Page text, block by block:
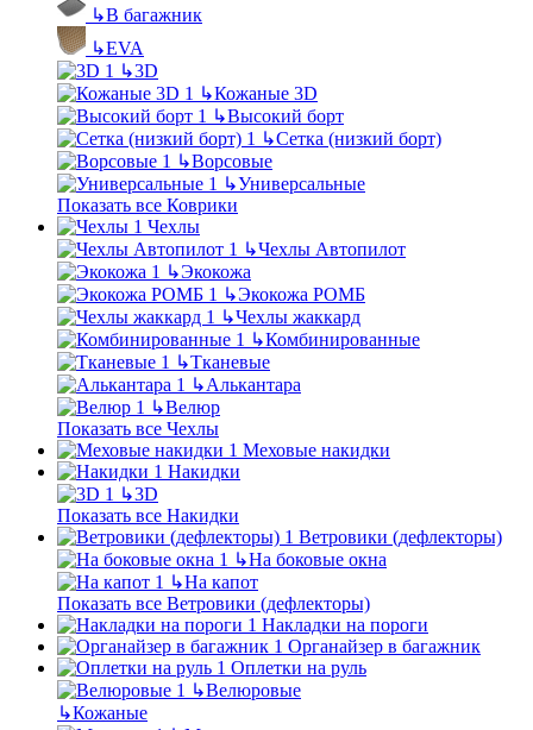
↳В багажник
↳EVA
↳3D
↳Кожаные 3D
↳Высокий борт
↳Сетка (низкий борт)
↳Ворсовые
↳Универсальные
Показать все Коврики
Чехлы
↳Чехлы Автопилот
↳Экокожа
↳Экокожа РОМБ
↳Чехлы жаккард
↳Комбинированные
↳Тканевые
↳Алькантара
↳Велюр
Показать все Чехлы
Меховые накидки
Накидки
↳3D
Показать все Накидки
Ветровики (дефлекторы)
↳На боковые окна
↳На капот
Показать все Ветровики (дефлекторы)
Накладки на пороги
Органайзер в багажник
Оплетки на руль
↳Велюровые
↳Кожаные